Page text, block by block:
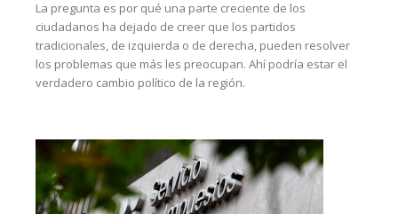
La pregunta es por qué una parte creciente de los
ciudadanos ha dejado de creer que los partidos
tradicionales, de izquierda o de derecha, pueden resolver
los problemas que más les preocupan. Ahí podría estar el
verdadero cambio político de la región.